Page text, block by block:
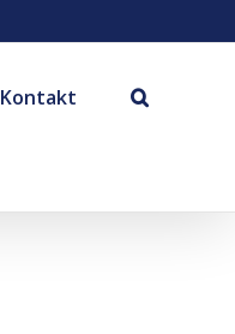
Kontakt